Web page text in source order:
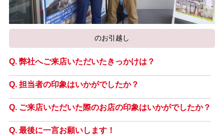
のお引越し
弊社へご来店いただいたきっかけは？
担当者の印象はいかがでしたか？
ご来店いただいた際のお店の印象はいかがでしたか？
最後に一言お願いします！